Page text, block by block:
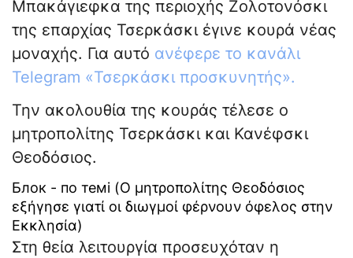
Μπακάγιεφκα της περιοχής Ζολοτονόσκι
της επαρχίας Τσερκάσκι έγινε κουρά νέας
μοναχής. Για αυτό ανέφερε το κανάλι
Telegram «Τσερκάσκι προσκυνητής».
Την ακολουθία της κουράς τέλεσε ο
μητροπολίτης Τσερκάσκι και Κανέφσκι
Θεοδόσιος.
Блок - по темі (Ο μητροπολίτης Θεοδόσιος
εξήγησε γιατί οι διωγμοί φέρνουν όφελος στην
Εκκλησία)
Στη θεία λειτουργία προσευχόταν η